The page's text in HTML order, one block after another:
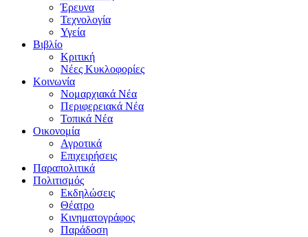
Έρευνα
Τεχνολογία
Υγεία
Βιβλίο
Κριτική
Νέες Κυκλοφορίες
Κοινωνία
Νομαρχιακά Νέα
Περιφερειακά Νέα
Τοπικά Νέα
Οικονομία
Αγροτικά
Επιχειρήσεις
Παραπολιτικά
Πολιτισμός
Εκδηλώσεις
Θέατρο
Κινηματογράφος
Παράδοση